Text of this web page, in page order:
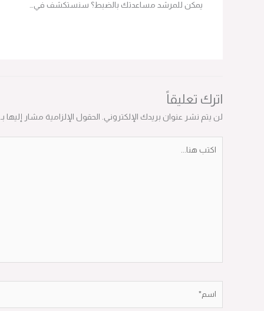
يمكن للمرشد مساعدتك بالضبط؟ سنستكشف في…
اترك تعليقاً
لن يتم نشر عنوان بريدك الإلكتروني. الحقول الإلزامية مشار إليها بـ*